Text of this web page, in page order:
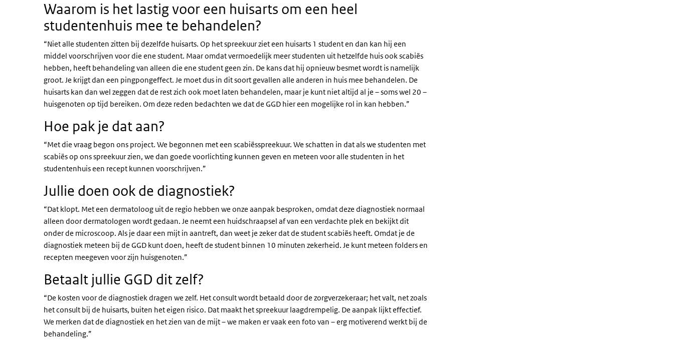
Waarom is het lastig voor een huisarts om een heel
studentenhuis mee te behandelen?
“Niet alle studenten zitten bij dezelfde huisarts. Op het spreekuur ziet een huisarts 1 student en dan kan hij een
middel voorschrijven voor die ene student. Maar omdat vermoedelijk meer studenten uit hetzelfde huis ook scabiës
hebben, heeft behandeling van alleen die ene student geen zin. De kans dat hij opnieuw besmet wordt is namelijk
groot. Je krijgt dan een pingpongeffect. Je moet dus in dit soort gevallen alle anderen in huis mee behandelen. De
huisarts kan dan wel zeggen dat de rest zich ook moet laten behandelen, maar je kunt niet altijd al je – soms wel 20 –
huisgenoten op tijd bereiken. Om deze reden bedachten we dat de GGD hier een mogelijke rol in kan hebben.”
Hoe pak je dat aan?
“Met die vraag begon ons project. We begonnen met een scabiësspreekuur. We schatten in dat als we studenten met
scabiës op ons spreekuur zien, we dan goede voorlichting kunnen geven en meteen voor alle studenten in het
studentenhuis een recept kunnen voorschrijven.”
Jullie doen ook de diagnostiek?
“Dat klopt. Met een dermatoloog uit de regio hebben we onze aanpak besproken, omdat deze diagnostiek normaal
alleen door dermatologen wordt gedaan. Je neemt een huidschraapsel af van een verdachte plek en bekijkt dit
onder de microscoop. Als je daar een mijt in aantreft, dan weet je zeker dat de student scabiës heeft. Omdat je de
diagnostiek meteen bij de GGD kunt doen, heeft de student binnen 10 minuten zekerheid. Je kunt meteen folders en
recepten meegeven voor zijn huisgenoten.”
Betaalt jullie GGD dit zelf?
“De kosten voor de diagnostiek dragen we zelf. Het consult wordt betaald door de zorgverzekeraar; het valt, net zoals
het consult bij de huisarts, buiten het eigen risico. Dat maakt het spreekuur laagdrempelig. De aanpak lijkt effectief.
We merken dat de diagnostiek en het zien van de mijt – we maken er vaak een foto van – erg motiverend werkt bij de
behandeling.”